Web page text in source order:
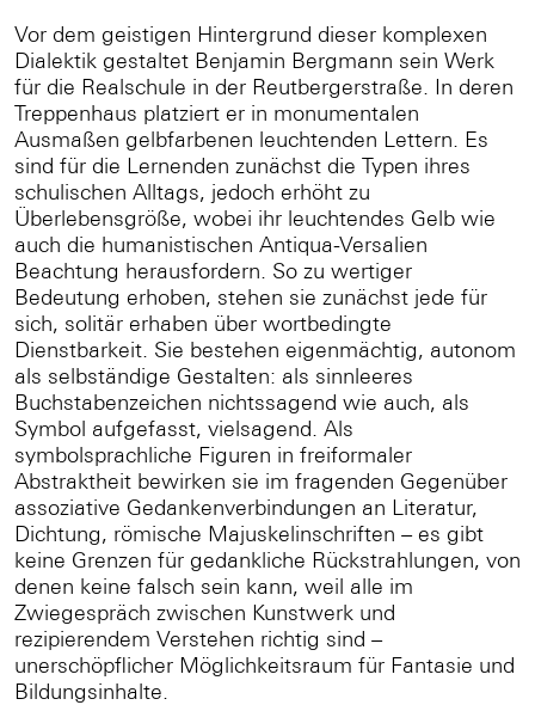
Vor dem geistigen Hintergrund dieser komplexen
Dialektik gestaltet Benjamin Bergmann sein Werk
für die Realschule in der Reutbergerstraße. In deren
Treppenhaus platziert er in monumentalen
Ausmaßen gelbfarbenen leuchtenden Lettern. Es
sind für die Lernenden zunächst die Typen ihres
schulischen Alltags, jedoch erhöht zu
Überlebensgröße, wobei ihr leuchtendes Gelb wie
auch die humanistischen Antiqua-Versalien
Beachtung herausfordern. So zu wertiger
Bedeutung erhoben, stehen sie zunächst jede für
sich, solitär erhaben über wortbedingte
Dienstbarkeit. Sie bestehen eigenmächtig, autonom
als selbständige Gestalten: als sinnleeres
Buchstabenzeichen nichtssagend wie auch, als
Symbol aufgefasst, vielsagend. Als
symbolsprachliche Figuren in freiformaler
Abstraktheit bewirken sie im fragenden Gegenüber
assoziative Gedankenverbindungen an Literatur,
Dichtung, römische Majuskelinschriften – es gibt
keine Grenzen für gedankliche Rückstrahlungen, von
denen keine falsch sein kann, weil alle im
Zwiegespräch zwischen Kunstwerk und
rezipierendem Verstehen richtig sind –
unerschöpflicher Möglichkeitsraum für Fantasie und
Bildungsinhalte.